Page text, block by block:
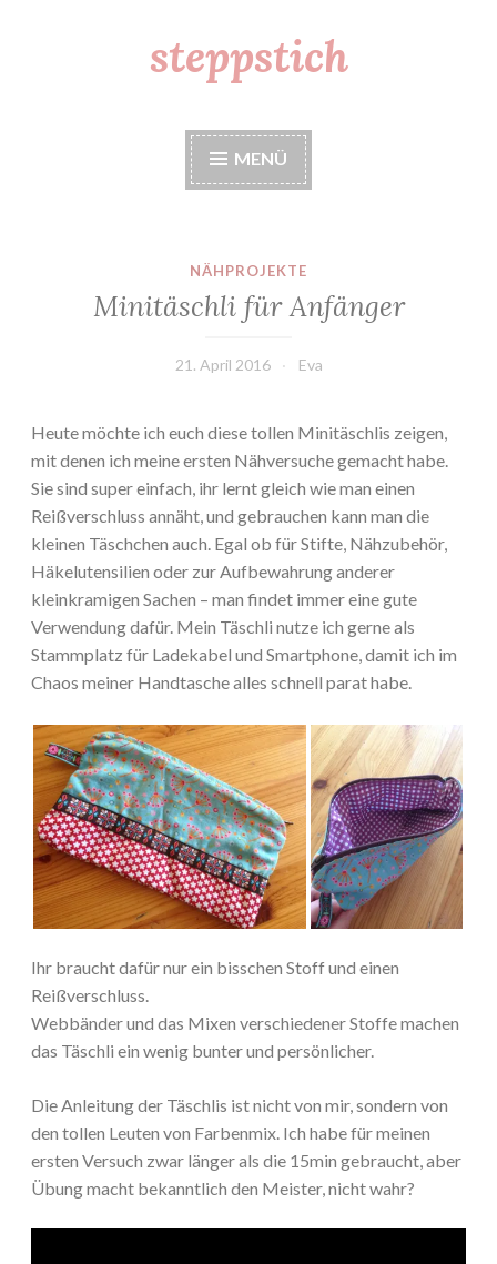
steppstich
MENÜ
NÄHPROJEKTE
Minitäschli für Anfänger
21. April 2016 Eva
Heute möchte ich euch diese tollen Minitäschlis zeigen,
mit denen ich meine ersten Nähversuche gemacht habe.
Sie sind super einfach, ihr lernt gleich wie man einen
Reißverschluss annäht, und gebrauchen kann man die
kleinen Täschchen auch. Egal ob für Stifte, Nähzubehör,
Häkelutensilien oder zur Aufbewahrung anderer
kleinkramigen Sachen – man findet immer eine gute
Verwendung dafür. Mein Täschli nutze ich gerne als
Stammplatz für Ladekabel und Smartphone, damit ich im
Chaos meiner Handtasche alles schnell parat habe.
Ihr braucht dafür nur ein bisschen Stoff und einen
Reißverschluss.
Webbänder und das Mixen verschiedener Stoffe machen
das Täschli ein wenig bunter und persönlicher.
Die Anleitung der Täschlis ist nicht von mir, sondern von
den tollen Leuten von Farbenmix. Ich habe für meinen
ersten Versuch zwar länger als die 15min gebraucht, aber
Übung macht bekanntlich den Meister, nicht wahr?